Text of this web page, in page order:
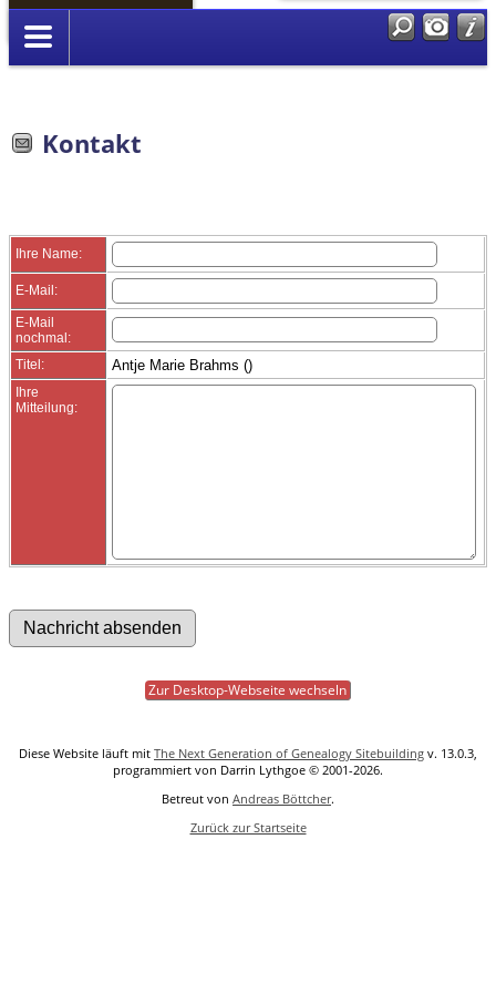
Anmelden
Kontakt
Ihre Name:
E-Mail:
E-Mail
nochmal:
Titel:
Antje Marie Brahms ()
Ihre
Mitteilung:
Zur Desktop-Webseite wechseln
Diese Website läuft mit The Next Generation of Genealogy Sitebuilding v. 13.0.3,
programmiert von Darrin Lythgoe © 2001-2026.
Betreut von Andreas Böttcher.
Zurück zur Startseite